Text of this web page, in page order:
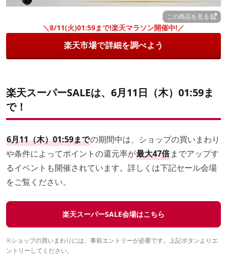
この商品を見る
＼8/11(火)01:59まで!楽天マラソン開催中!／
楽天市場で詳細を調べよう
楽天スーパーSALEは、6月11日（木）01:59ま
で！
6月11（木）01:59までの期間中は、ショップの買いまわり
や条件によってポイントの還元率が最大47倍までアップす
るイベントも開催されています。詳しくは下記セール会場
をご覧ください。
楽天スーパーSALE会場はこちら
※ショップの買いまわりには、事前エントリーが必要です。上記ボタンよりエ
ントリーしてください。